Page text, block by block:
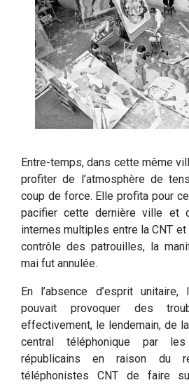
Entre-temps, dans cette même
profiter de l’atmosphère de
coup de force. Elle profita pour
pacifier cette dernière ville et
internes multiples entre la CNT
contrôle des patrouilles, la
mai fut annulée.
En l’absence d’esprit
pouvait provoquer des
effectivement, le lendemain, de
central téléphonique par les
républicains en raison du
téléphonistes CNT de faire